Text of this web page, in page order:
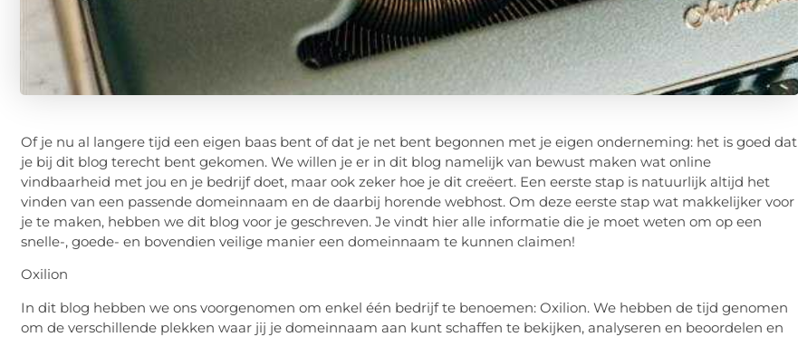
Of je nu al langere tijd een eigen baas bent of dat je net bent begonnen met je eigen onderneming: het is goed dat
je bij dit blog terecht bent gekomen. We willen je er in dit blog namelijk van bewust maken wat online
vindbaarheid met jou en je bedrijf doet, maar ook zeker hoe je dit creëert. Een eerste stap is natuurlijk altijd het
vinden van een passende domeinnaam en de daarbij horende webhost. Om deze eerste stap wat makkelijker voor
je te maken, hebben we dit blog voor je geschreven. Je vindt hier alle informatie die je moet weten om op een
snelle-, goede- en bovendien veilige manier een domeinnaam te kunnen claimen!
Oxilion
In dit blog hebben we ons voorgenomen om enkel één bedrijf te benoemen: Oxilion. We hebben de tijd genomen
om de verschillende plekken waar jij je domeinnaam aan kunt schaffen te bekijken, analyseren en beoordelen en